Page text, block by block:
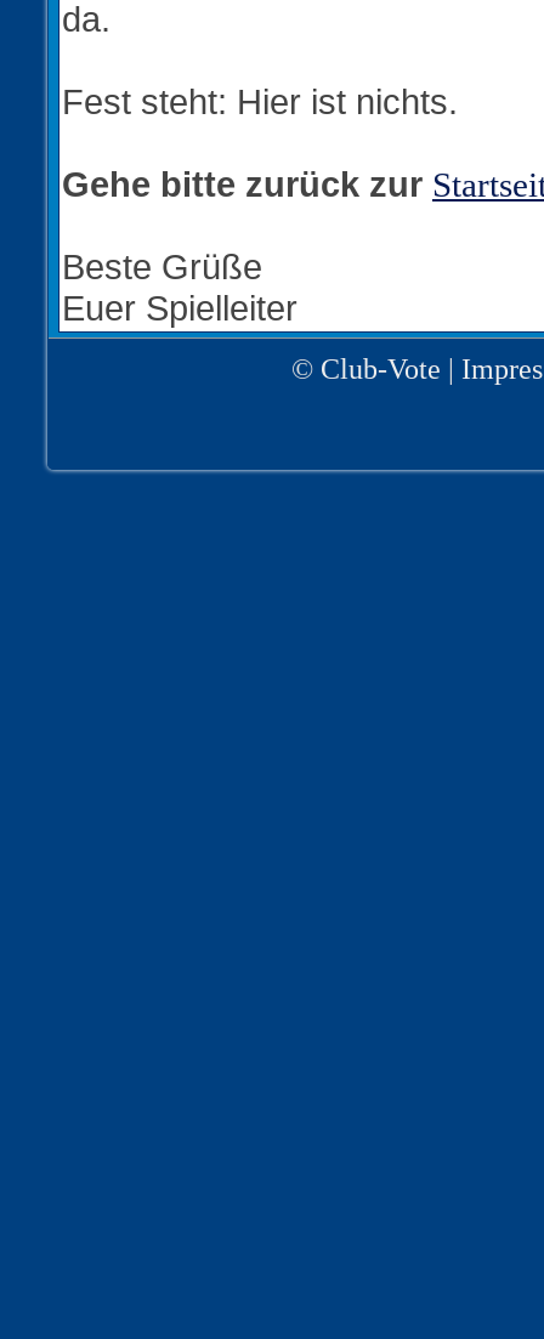
da.
Fest steht: Hier ist nichts.
Gehe bitte zurück zur
Beste Grüße
Euer Spielleiter
© Club-Vote |